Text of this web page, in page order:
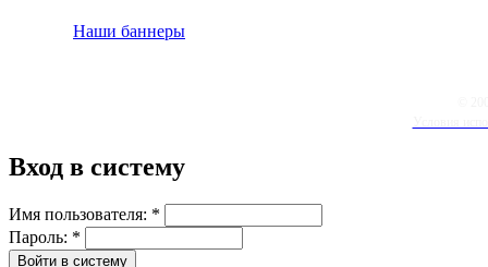
Наши баннеры
Вход в систему
Имя пользователя: *
Пароль: *